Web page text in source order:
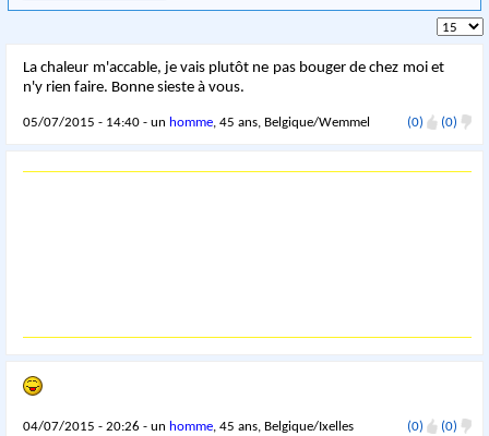
La chaleur m'accable, je vais plutôt ne pas bouger de chez moi et
n'y rien faire. Bonne sieste à vous.
05/07/2015 - 14:40 - un homme, 45 ans, Belgique/Wemmel (0) (0)
04/07/2015 - 20:26 - un homme, 45 ans, Belgique/Ixelles (0) (0)